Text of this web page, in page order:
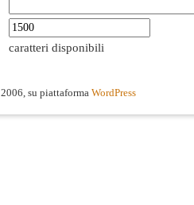
caratteri disponibili
2006, su piattaforma WordPress